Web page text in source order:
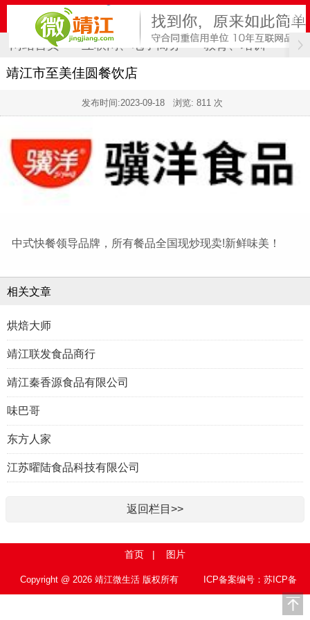
网站首页 互联网、电子商务 教育、培训 计
靖江市至美佳圆餐饮店
发布时间:2023-09-18 浏览: 811 次
中式快餐领导品牌，所有餐品全国现炒现卖!新鲜味美！
相关文章
烘焙大师
靖江联发食品商行
靖江秦香源食品有限公司
味巴哥
东方人家
江苏曜陆食品科技有限公司
返回栏目>>
首页 | 图片
Copyright @ 2026 靖江微生活 版权所有
ICP备案编号：苏ICP备
15010767号